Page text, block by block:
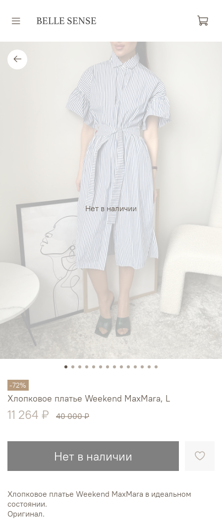
Нет в наличии
-72%
Хлопковое платье Weekend MaxMara, L
11 264 ₽ 40 000 ₽
Нет в наличии
Хлопковое платье Weekend MaxMara в идеальном
состоянии.
Оригинал.